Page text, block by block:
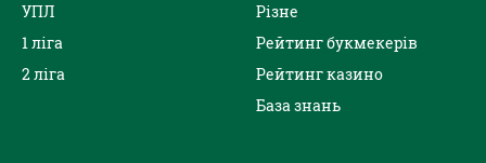
УПЛ
1 ліга
2 ліга
Різне
Рейтинг букмекерів
Рейтинг казино
База знань